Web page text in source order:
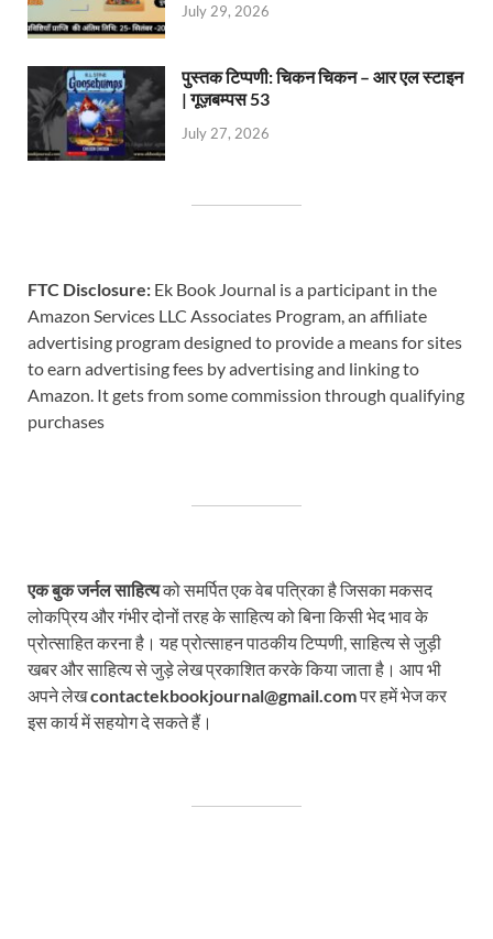
July 29, 2026
पुस्तक टिप्पणी: चिकन चिकन – आर एल स्टाइन
| गूज़बम्पस 53
July 27, 2026
FTC Disclosure: Ek Book Journal is a participant in the
Amazon Services LLC Associates Program, an affiliate
advertising program designed to provide a means for sites
to earn advertising fees by advertising and linking to
Amazon. It gets from some commission through qualifying
purchases
एक बुक जर्नल साहित्यको समर्पित एक वेब पत्रिका है जिसका मकसद
लोकप्रिय और गंभीर दोनों तरह के साहित्य को बिना किसी भेद भाव के
प्रोत्साहित करना है। यह प्रोत्साहन पाठकीय टिप्पणी, साहित्य से जुड़ी
खबर और साहित्य से जुड़े लेख प्रकाशित करके किया जाता है। आप भी
अपने लेखcontactekbookjournal@gmail.comपर हमें भेज कर
इस कार्य में सहयोग दे सकते हैं।